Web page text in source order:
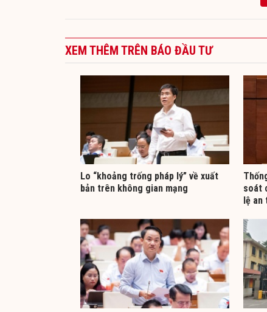
XEM THÊM TRÊN BÁO ĐẦU TƯ
Lo “khoảng trống pháp lý” về xuất
bản trên không gian mạng
soát
lệ an